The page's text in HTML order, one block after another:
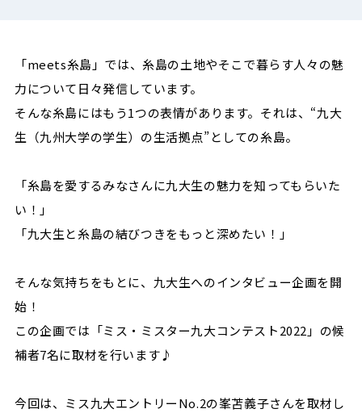
「meets糸島」では、糸島の土地やそこで暮らす人々の魅
力について日々発信しています。
そんな糸島にはもう1つの表情があります。それは、“九大
生（九州大学の学生）の生活拠点”としての糸島。
「糸島を愛するみなさんに九大生の魅力を知ってもらいた
い！」
「九大生と糸島の結びつきをもっと深めたい！」
そんな気持ちをもとに、九大生へのインタビュー企画を開
始！
この企画では「ミス・ミスター九大コンテスト2022」の候
補者7名に取材を行います♪
今回は、ミス九大エントリーNo.2の峯苫義子さんを取材し